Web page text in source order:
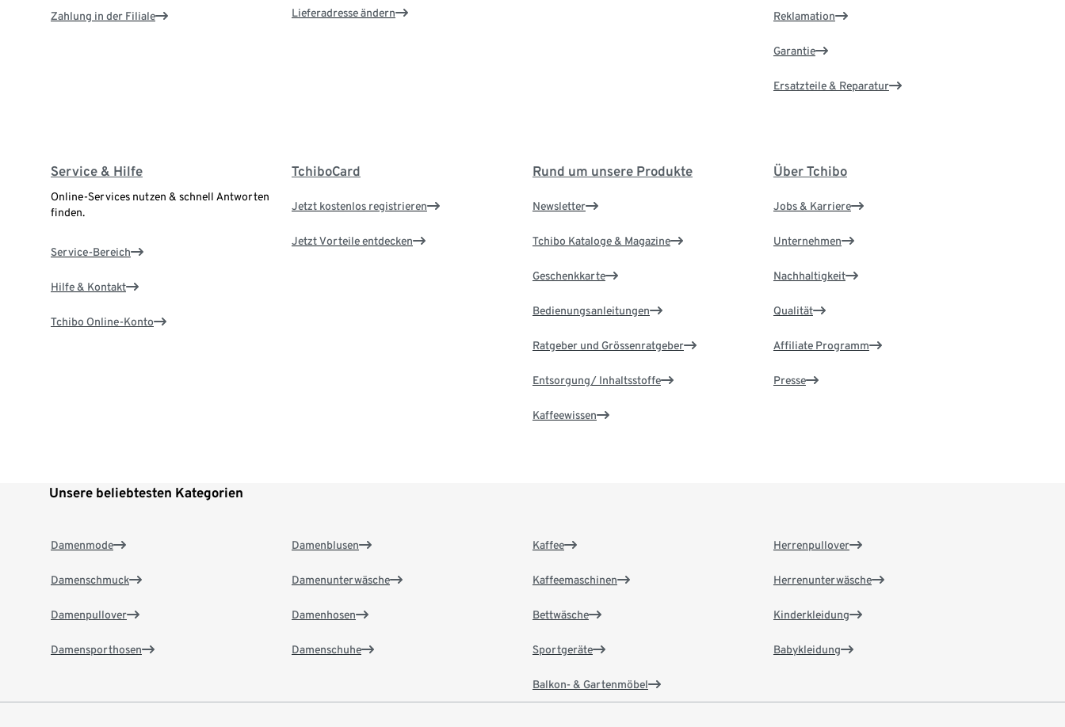
Zahlung in der Filiale Lieferadresse ändern Reklamation
Garantie
Ersatzteile & Reparatur
Service & Hilfe
Online-Services nutzen & schnell Antworten
finden.
Service-Bereich
Hilfe & Kontakt
Tchibo Online-Konto
TchiboCard
Jetzt kostenlos registrieren
Jetzt Vorteile entdecken
Rund um unsere Produkte
Newsletter
Tchibo Kataloge & Magazine
Geschenkkarte
Bedienungsanleitungen
Ratgeber und Grössenratgeber
Entsorgung/ Inhaltsstoffe
Kaffeewissen
Über Tchibo
Jobs & Karriere
Unternehmen
Nachhaltigkeit
Qualität
Affiliate Programm
Presse
Unsere beliebtesten Kategorien
Damenmode
Damenschmuck
Damenpullover
Damensporthosen
Damenblusen
Damenunterwäsche
Damenhosen
Damenschuhe
Kaffee
Kaffeemaschinen
Bettwäsche
Sportgeräte
Balkon- & Gartenmöbel
Herrenpullover
Herrenunterwäsche
Kinderkleidung
Babykleidung